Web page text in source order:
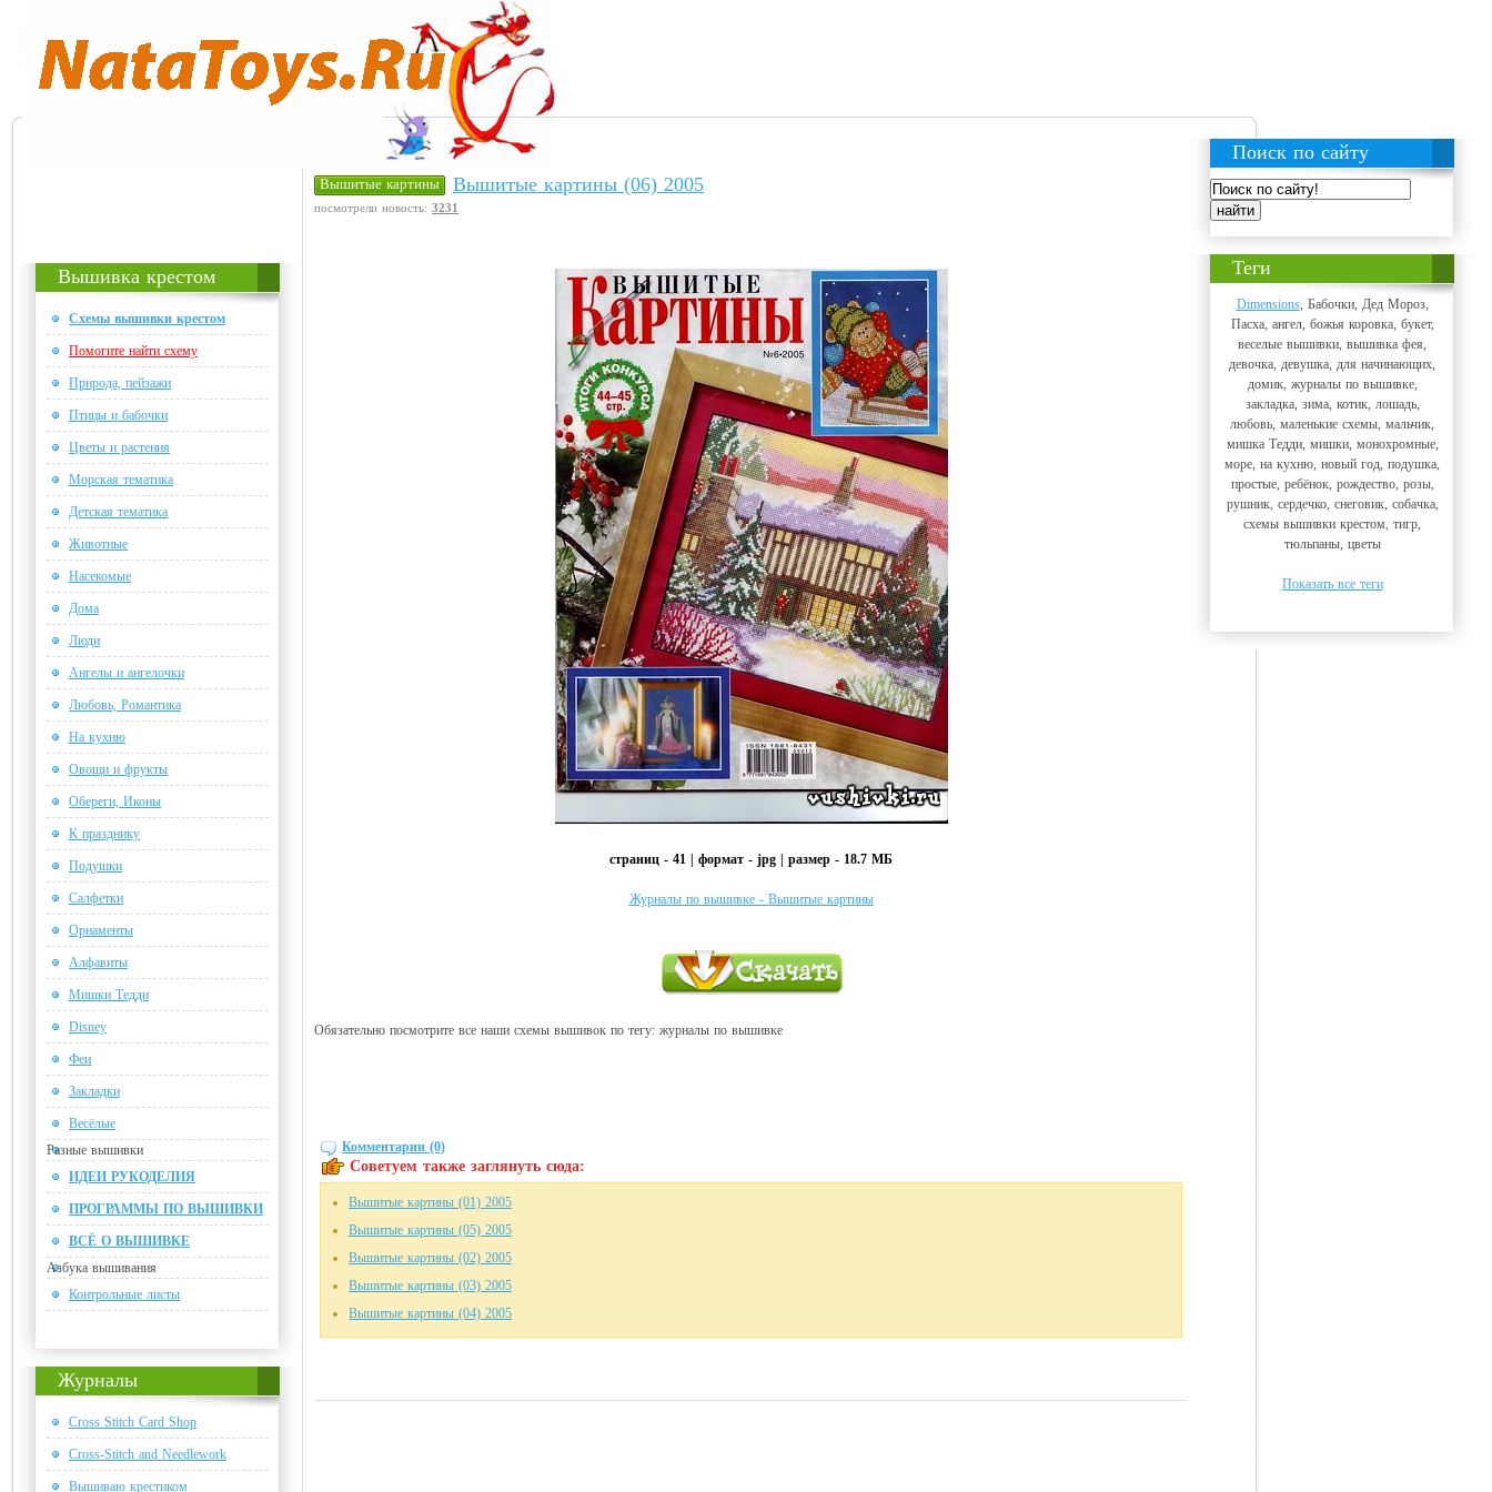
Вышивка крестом
Схемы вышивки крестом
Помогите найти схему
Природа, пейзажи
Птицы и бабочки
Цветы и растения
Морская тематика
Детская тематика
Животные
Насекомые
Дома
Люди
Ангелы и ангелочки
Любовь, Романтика
На кухню
Овощи и фрукты
Обереги, Иконы
К празднику
Подушки
Салфетки
Орнаменты
Алфавиты
Мишки Тедди
Disney
Феи
Закладки
Весёлые
Разные вышивки
ИДЕИ РУКОДЕЛИЯ
ПРОГРАММЫ ПО ВЫШИВКИ
ВСЁ О ВЫШИВКЕ
Азбука вышивания
Контрольные листы
Журналы
Cross Stitch Card Shop
Cross-Stitch and Needlework
Вышиваю крестиком
Вышитые картины Вышитые картины (06) 2005
посмотрели новость: 3231
страниц - 41 | формат - jpg | размер - 18.7 МБ
Журналы по вышивке - Вышитые картины
Обязательно посмотрите все наши схемы вышивок по тегу: журналы по вышивке
Комментарии (0)
Советуем также заглянуть сюда:
Вышитые картины (01) 2005
Вышитые картины (05) 2005
Вышитые картины (02) 2005
Вышитые картины (03) 2005
Вышитые картины (04) 2005
Поиск по сайту
Теги
Dimensions, Бабочки, Дед Мороз,
Пасха, ангел, божья коровка, букет,
веселые вышивки, вышивка фея,
девочка, девушка, для начинающих,
домик, журналы по вышивке,
закладка, зима, котик, лошадь,
любовь, маленькие схемы, мальчик,
мишка Тедди, мишки, монохромные,
море, на кухню, новый год, подушка,
простые, ребёнок, рождество, розы,
рушник, сердечко, снеговик, собачка,
схемы вышивки крестом, тигр,
тюльпаны, цветы
Показать все теги